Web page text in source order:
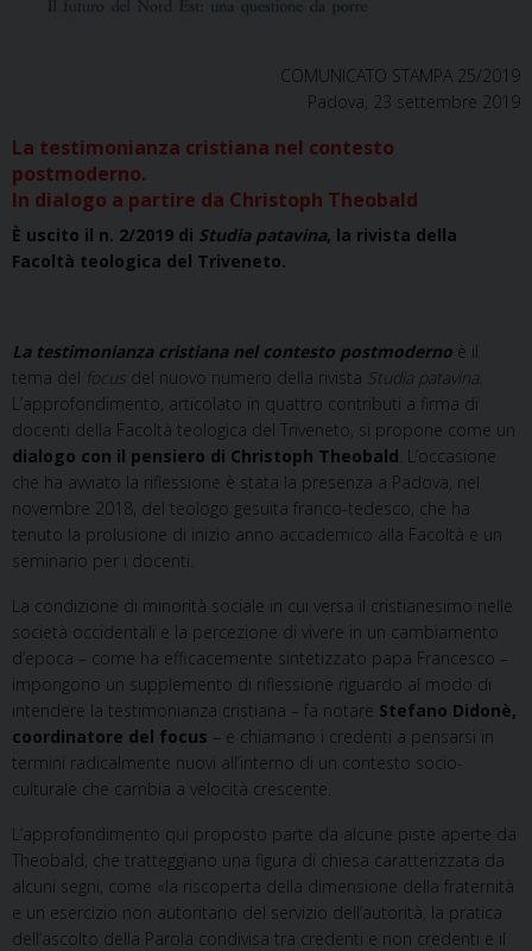
COMUNICATO STAMPA 25/2019
Padova, 23 settembre 2019
La testimonianza cristiana nel contesto
postmoderno.
In dialogo a partire da Christoph Theobald
È uscito il n. 2/2019 di Studia patavina, la rivista della
Facoltà teologica del Triveneto.
La testimonianza cristiana nel contesto postmoderno è il
tema del focus del nuovo numero della rivista Studia patavina.
L’approfondimento, articolato in quattro contributi a firma di
docenti della Facoltà teologica del Triveneto, si propone come un
dialogo con il pensiero di Christoph Theobald. L’occasione
che ha avviato la riflessione è stata la presenza a Padova, nel
novembre 2018, del teologo gesuita franco-tedesco, che ha
tenuto la prolusione di inizio anno accademico alla Facoltà e un
seminario per i docenti.
La condizione di minorità sociale in cui versa il cristianesimo nelle
società occidentali e la percezione di vivere in un cambiamento
d’epoca – come ha efficacemente sintetizzato papa Francesco –
impongono un supplemento di riflessione riguardo al modo di
intendere la testimonianza cristiana – fa notare Stefano Didonè,
coordinatore del focus – e chiamano i credenti a pensarsi in
termini radicalmente nuovi all’interno di un contesto socio-
culturale che cambia a velocità crescente.
L’approfondimento qui proposto parte da alcune piste aperte da
Theobald, che tratteggiano una figura di chiesa caratterizzata da
alcuni segni, come «la riscoperta della dimensione della fraternità
e un esercizio non autoritario del servizio dell’autorità, la pratica
dell’ascolto della Parola condivisa tra credenti e non credenti e il